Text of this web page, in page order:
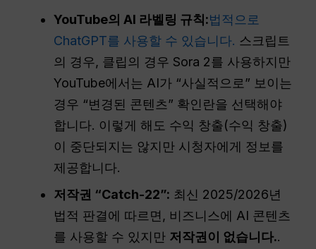
YouTube의 AI 라벨링 규칙:법적으로
ChatGPT를 사용할 수 있습니다. 스크립트
의 경우, 클립의 경우 Sora 2를 사용하지만
YouTube에서는 AI가 “사실적으로” 보이는
경우 “변경된 콘텐츠” 확인란을 선택해야
합니다. 이렇게 해도 수익 창출(수익 창출)
이 중단되지는 않지만 시청자에게 정보를
제공합니다.
저작권 “Catch-22”: 최신 2025/2026년
법적 판결에 따르면, 비즈니스에 AI 콘텐츠
를 사용할 수 있지만 저작권이 없습니다..